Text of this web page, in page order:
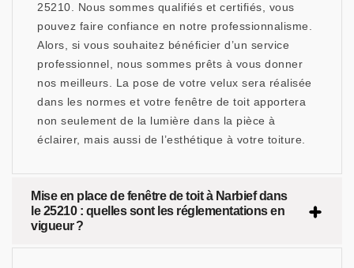
25210. Nous sommes qualifiés et certifiés, vous
pouvez faire confiance en notre professionnalisme.
Alors, si vous souhaitez bénéficier d’un service
professionnel, nous sommes prêts à vous donner
nos meilleurs. La pose de votre velux sera réalisée
dans les normes et votre fenêtre de toit apportera
non seulement de la lumière dans la pièce à
éclairer, mais aussi de l’esthétique à votre toiture.
Mise en place de fenêtre de toit à Narbief dans
le 25210 : quelles sont les réglementations en
vigueur ?